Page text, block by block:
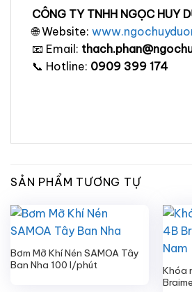
CÔNG TY TNHH NGỌC HUY
🌐 Website:
📧 Email:
📞 Hotline: 0909 399 174
SẢN PHẨM TƯƠNG TỰ
Bơm Mỡ Khí Nén SAMOA Tây
Ban Nha 100 l/phút
Khóa